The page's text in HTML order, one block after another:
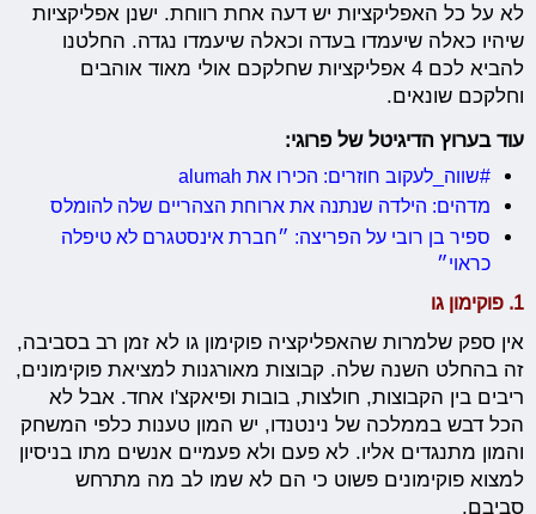
לא על כל האפליקציות יש דעה אחת רווחת. ישנן אפליקציות
שיהיו כאלה שיעמדו בעדה וכאלה שיעמדו נגדה. החלטנו
להביא לכם 4 אפליקציות שחלקכם אולי מאוד אוהבים
וחלקכם שונאים.
עוד בערוץ הדיגיטל של פרוגי:
#שווה_לעקוב חוזרים: הכירו את alumah
מדהים: הילדה שנתנה את ארוחת הצהריים שלה להומלס
ספיר בן רובי על הפריצה: ״חברת אינסטגרם לא טיפלה
כראוי״
1. פוקימון גו
אין ספק שלמרות שהאפליקציה פוקימון גו לא זמן רב בסביבה,
זה בהחלט השנה שלה. קבוצות מאורגנות למציאת פוקימונים,
ריבים בין הקבוצות, חולצות, בובות ופיאקצ'ו אחד. אבל לא
הכל דבש בממלכה של נינטנדו, יש המון טענות כלפי המשחק
והמון מתנגדים אליו. לא פעם ולא פעמיים אנשים מתו בניסיון
למצוא פוקימונים פשוט כי הם לא שמו לב מה מתרחש
סביבם.